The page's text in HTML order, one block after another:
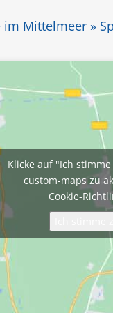
Mittelmeer »
Klicke auf "Ich
custom-maps zu
Cookie-